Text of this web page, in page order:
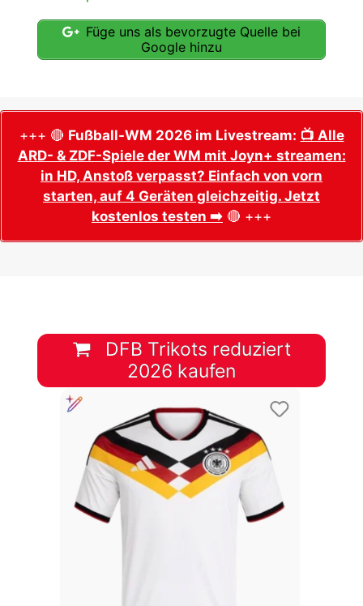
Füge uns als bevorzugte Quelle bei
Google hinzu
+++ 🔴 Fußball-WM 2026 im Livestream: 📺 Alle
ARD- & ZDF-Spiele der WM mit Joyn+ streamen:
in HD, Anstoß verpasst? Einfach von vorn
starten, auf 4 Geräten gleichzeitig. Jetzt
kostenlos testen ➡️ 🔴 +++
DFB Trikots reduziert
2026 kaufen